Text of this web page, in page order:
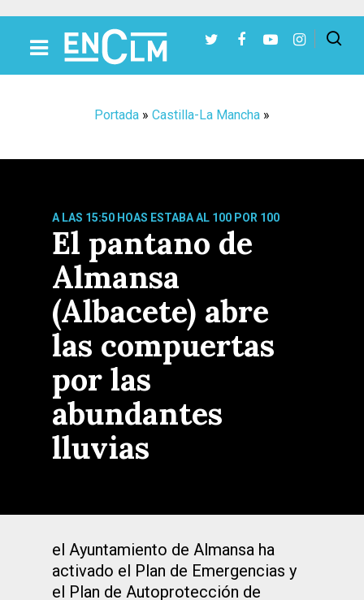
Portada » Castilla-La Mancha »
A LAS 15:50 HOAS ESTABA AL 100 POR 100
El pantano de
Almansa
(Albacete) abre
las compuertas
por las
abundantes
lluvias
el Ayuntamiento de Almansa ha
activado el Plan de Emergencias y
el Plan de Autoprotección de